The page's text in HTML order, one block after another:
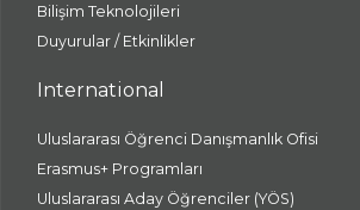
Bilişim Teknolojileri
Duyurular / Etkinlikler
International
Uluslararası Öğrenci Danışmanlık Ofisi
Erasmus+ Programları
Uluslararası Aday Öğrenciler (YÖS)